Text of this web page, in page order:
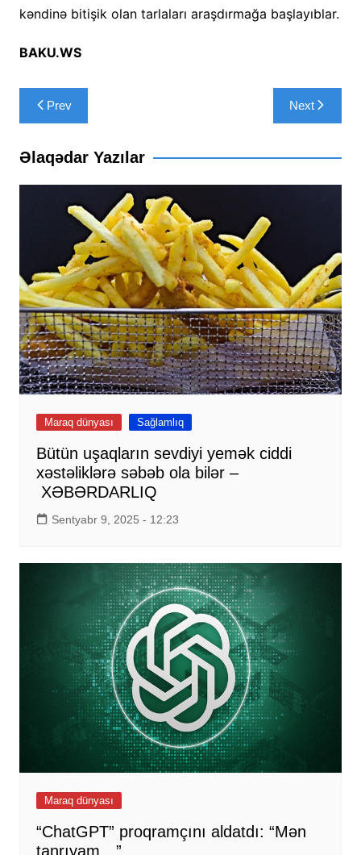
kəndinə bitişik olan tarlaları araşdırmağa başlayıblar.
BAKU.WS
Yazı
naviqasiyası
Prev Next
Əlaqədar Yazılar
Maraq dünyası Sağlamlıq
Bütün uşaqların sevdiyi yemək ciddi
xəstəliklərə səbəb ola bilər –
XƏBƏRDARLIQ
Sentyabr 9, 2025 - 12:23
Maraq dünyası
“ChatGPT” proqramçını aldatdı: “Mən
tanrıyam…”